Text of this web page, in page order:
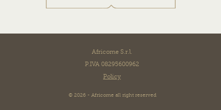
Africome S.r.l.
P.IVA 08295600962
Policy
© 2026 - Africome all right reserved